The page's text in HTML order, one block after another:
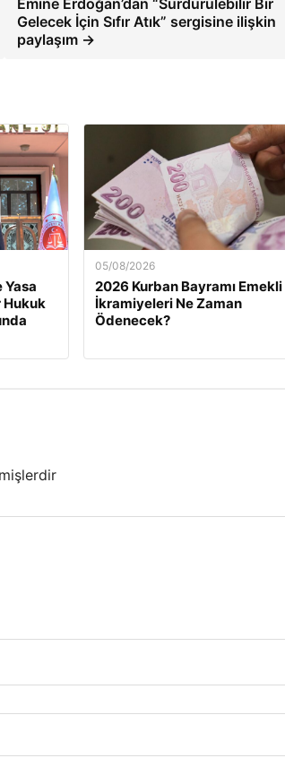
Emine Erdoğan’dan “Sürdürülebilir Bir
Gelecek İçin Sıfır Atık” sergisine ilişkin
paylaşım →
Yasa
Hukuk
05/08/2026
2026 Kurban Bayramı Emekli
İkramiyeleri Ne Zaman
Ödenecek?